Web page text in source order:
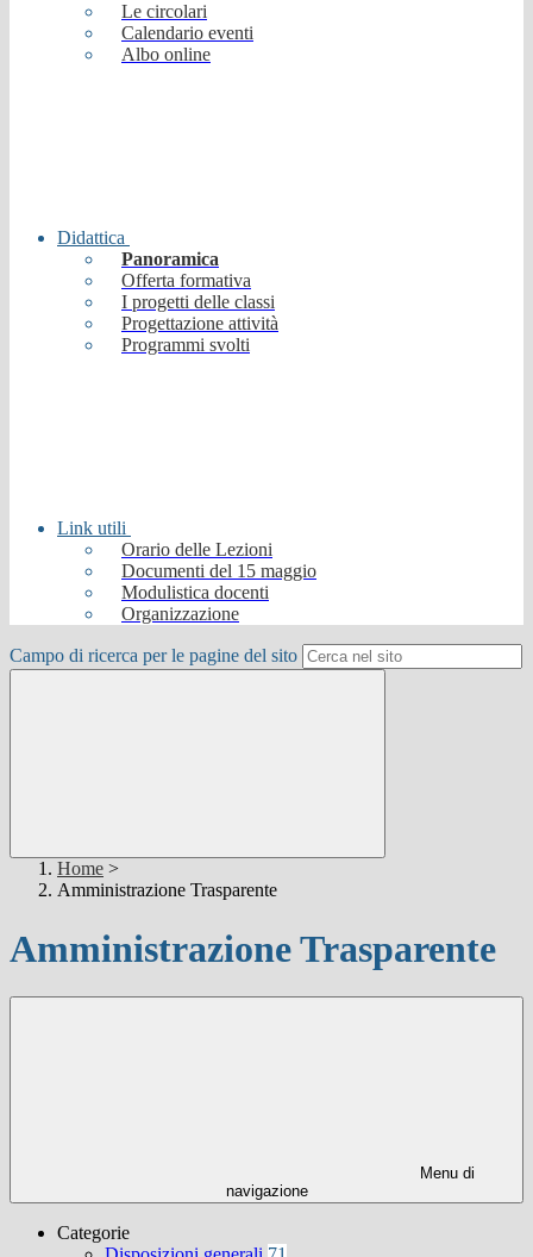
Le circolari
Calendario eventi
Albo online
Didattica
Panoramica
Offerta formativa
I progetti delle classi
Progettazione attività
Programmi svolti
Link utili
Orario delle Lezioni
Documenti del 15 maggio
Modulistica docenti
Organizzazione
Campo di ricerca per le pagine del sito
Home >
Amministrazione Trasparente
Amministrazione Trasparente
Menu di
navigazione
Categorie